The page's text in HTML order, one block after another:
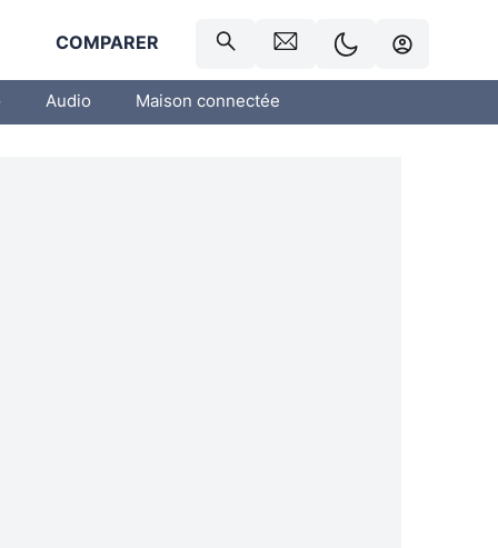
COMPARER
Audio Maison connectée